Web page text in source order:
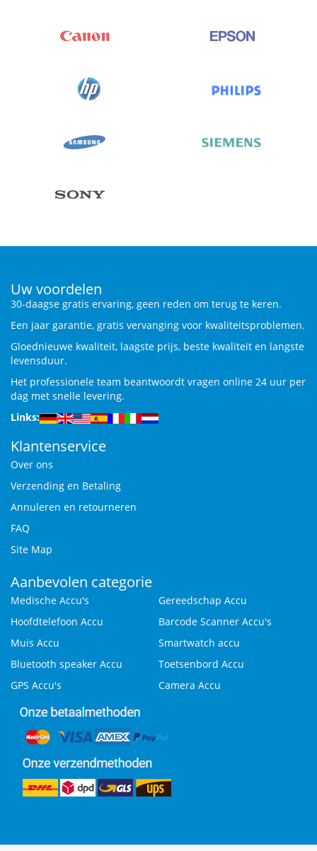
Uw voordelen
30-daagse gratis ervaring, geen reden om terug te keren.
Een jaar garantie, gratis vervanging voor kwaliteitsproblemen.
Gloednieuwe kwaliteit, laagste prijs, beste kwaliteit en langste
levensduur.
Het professionele team beantwoordt vragen online 24 uur per
dag met snelle levering.
Links:
Klantenservice
Over ons
Verzending en Betaling
Annuleren en retourneren
FAQ
Site Map
Aanbevolen categorie
Medische Accu's
Gereedschap Accu
Hoofdtelefoon Accu
Barcode Scanner Accu's
Muis Accu
Smartwatch accu
Bluetooth speaker Accu
Toetsenbord Accu
GPS Accu's
Camera Accu